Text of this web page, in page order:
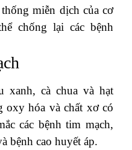
miễn dịch của cơ
chống lại các bệnh
xanh, cà chua và hạt
oxy hóa và chất xơ có
các bệnh tim mạch,
bệnh cao huyết áp.